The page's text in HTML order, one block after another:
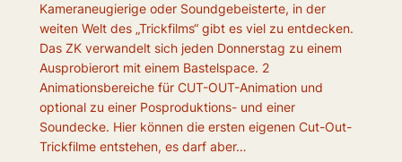
Kameraneugierige oder Soundgebeisterte, in der
weiten Welt des „Trickfilms“ gibt es viel zu entdecken.
Das ZK verwandelt sich jeden Donnerstag zu einem
Ausprobierort mit einem Bastelspace. 2
Animationsbereiche für CUT-OUT-Animation und
optional zu einer Posproduktions- und einer
Soundecke. Hier können die ersten eigenen Cut-Out-
Trickfilme entstehen, es darf aber…